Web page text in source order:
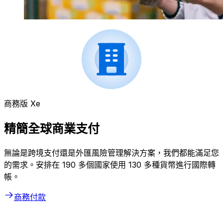
商務版 Xe
精簡全球商業支付
無論是跨境支付還是外匯風險管理解決方案，我們都能滿足您
的需求。安排在 190 多個國家使用 130 多種貨幣進行國際轉
帳。
商務付款